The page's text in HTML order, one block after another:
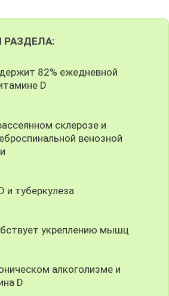
РАЗДЕЛА:
82% ежедневной
D
склерозе и
венозной
и туберкулеза
укреплению мышц
алкоголизме и
D